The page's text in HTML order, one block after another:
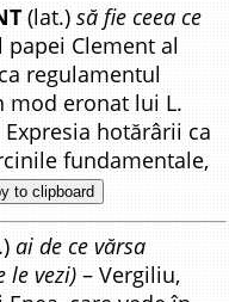
(lat.)să fie ceea ce
papei Clement al
regulamentul
eronat lui L.
hotărârii ca
fundamentale,
to clipboard
ai de ce vărsa
le vezi) – Vergiliu,